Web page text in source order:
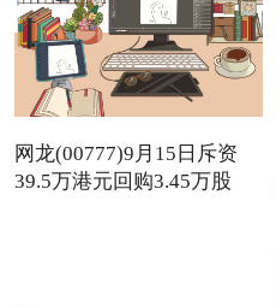
网龙(00777)9月15日斥资
39.5万港元回购3.45万股